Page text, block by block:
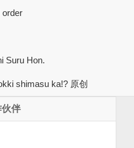
order
Suru Hon.
shimasu ka!? 原创
伴